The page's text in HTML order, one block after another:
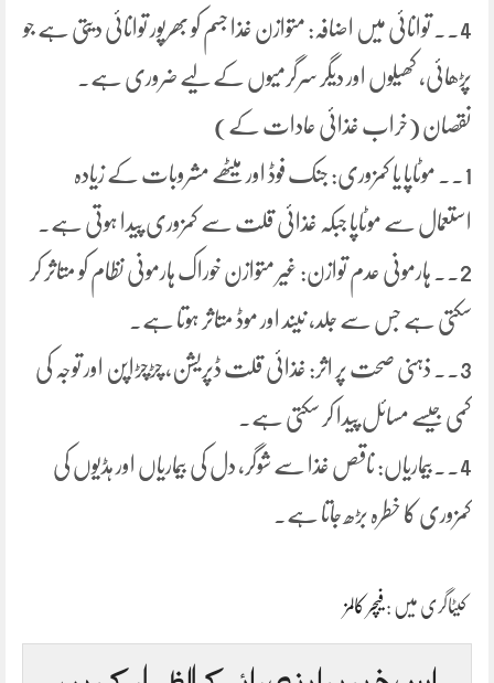
4.۔ توانائی میں اضافہ: متوازن غذا جسم کو بھرپور توانائی دیتی ہے جو
پڑھائی، کھیلوں اور دیگر سرگرمیوں کے لیے ضروری ہے۔
نقصان (خراب غذائی عادات کے)
1.۔ موٹاپا یا کمزوری: جنک فوڈ اور میٹھے مشروبات کے زیادہ
استعمال سے موٹاپا جبکہ غذائی قلت سے کمزوری پیدا ہوتی ہے۔
2.۔ ہارمونی عدم توازن: غیر متوازن خوراک ہارمونی نظام کو متاثر کر
سکتی ہے جس سے جلد، نیند اور موڈ متاثر ہوتا ہے۔
3.۔ ذہنی صحت پر اثر: غذائی قلت ڈپریشن، چڑچڑاپن اور توجہ کی
کمی جیسے مسائل پیدا کر سکتی ہے۔
4.۔بیماریاں: ناقص غذا سے شوگر، دل کی بیماریاں اور ہڈیوں کی
کمزوری کا خطرہ بڑھ جاتا ہے۔
کیٹاگری میں :فیچر کالمز